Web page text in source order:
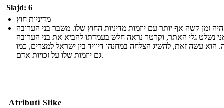
Slajd: 6
מדיניות חוץ
זמן קשה אף יותר עם יוזמות מדיניות החוץ שלו. משבר בני הערובה
נשלט גלי האתר, וקרטר נראה חלש בעמדתו להביא את בני הערובה
הוא עשה זאת, להשיג הצלחה במחנהו דיוויד בין ישראל למצרים, כמו
גם יוזמות שלו על זכויות אדם.
Atributi Slike